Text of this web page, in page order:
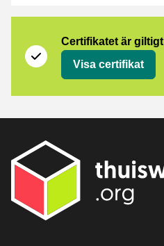
Certifikatet är giltigt
Visa certifikat